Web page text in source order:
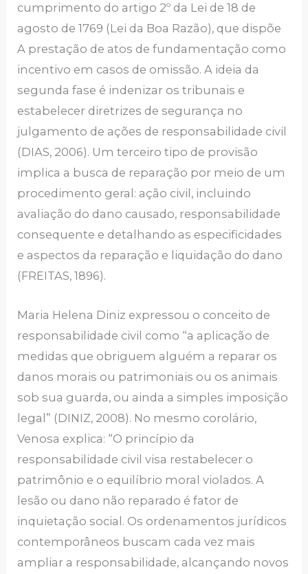
cumprimento do artigo 2º da Lei de 18 de
agosto de 1769 (Lei da Boa Razão), que dispõe
A prestação de atos de fundamentação como
incentivo em casos de omissão. A ideia da
segunda fase é indenizar os tribunais e
estabelecer diretrizes de segurança no
julgamento de ações de responsabilidade civil
(DIAS, 2006). Um terceiro tipo de provisão
implica a busca de reparação por meio de um
procedimento geral: ação civil, incluindo
avaliação do dano causado, responsabilidade
consequente e detalhando as especificidades
e aspectos da reparação e liquidação do dano
(FREITAS, 1896).
Maria Helena Diniz expressou o conceito de
responsabilidade civil como “a aplicação de
medidas que obriguem alguém a reparar os
danos morais ou patrimoniais ou os animais
sob sua guarda, ou ainda a simples imposição
legal” (DINIZ, 2008). No mesmo corolário,
Venosa explica: “O princípio da
responsabilidade civil visa restabelecer o
patrimônio e o equilíbrio moral violados. A
lesão ou dano não reparado é fator de
inquietação social. Os ordenamentos jurídicos
contemporâneos buscam cada vez mais
ampliar a responsabilidade, alcançando novos